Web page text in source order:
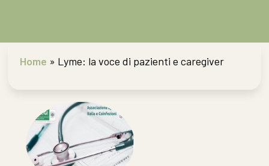
Home » Lyme: la voce di pazienti e caregiver